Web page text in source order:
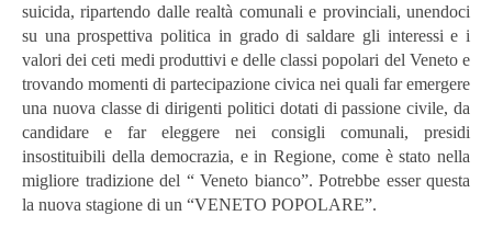
suicida, ripartendo dalle realtà comunali e provinciali, unendoci
su una prospettiva politica in grado di saldare gli interessi e i
valori dei ceti medi produttivi e delle classi popolari del Veneto e
trovando momenti di partecipazione civica nei quali far emergere
una nuova classe di dirigenti politici dotati di passione civile, da
candidare e far eleggere nei consigli comunali, presidi
insostituibili della democrazia, e in Regione, come è stato nella
migliore tradizione del “ Veneto bianco”. Potrebbe esser questa
la nuova stagione di un “VENETO POPOLARE”.